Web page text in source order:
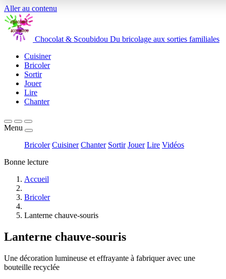
Aller au contenu
Chocolat & Scoubidou Du bricolage aux sorties familiales
Cuisiner
Bricoler
Sortir
Jouer
Lire
Chanter
Menu
Bricoler Cuisiner Chanter Sortir Jouer Lire Vidéos
Bonne lecture
Accueil
Bricoler
Lanterne chauve-souris
Lanterne chauve-souris
Une décoration lumineuse et effrayante à fabriquer avec une
bouteille recyclée